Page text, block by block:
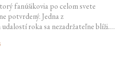
fanúšikovia po celom svete
potvrdený. Jedna z
roka sa nezadržateľne blíži.
prezradili miesto konania